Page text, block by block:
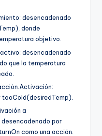
desencadenado
donde
objetivo.
desencadenado
que la temperatura
a
por
como una acción.